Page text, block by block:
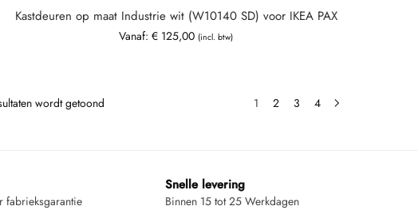
Kastdeuren op maat Industrie wit (W10140 SD) voor IKEA PAX
Vanaf:€ 125,00 (incl. btw)
wordt getoond 1 2 3 4
fabrieksgarantie
Snelle levering
Binnen 15 tot 25 Werkdagen